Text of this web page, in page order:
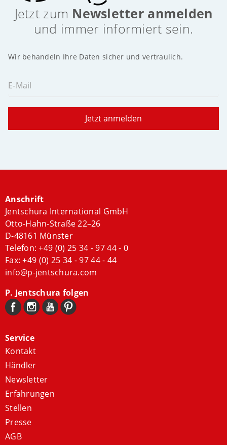
Jetzt zum Newsletter anmelden
und immer informiert sein.
Wir behandeln Ihre Daten sicher und vertraulich.
E-Mail
Jetzt anmelden
Anschrift
Jentschura International GmbH
Otto-Hahn-Straße 22–26
D-48161 Münster
Telefon:+49 (0) 25 34 - 97 44 - 0
Fax: +49 (0) 25 34 - 97 44 - 44
info@p-jentschura.com
P. Jentschura folgen
Service
Kontakt
Händler
Newsletter
Erfahrungen
Stellen
Presse
AGB